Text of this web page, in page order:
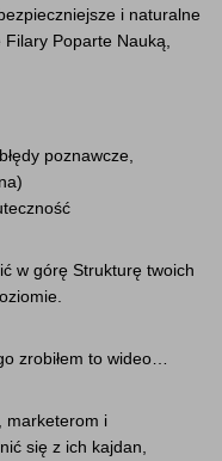
i naturalne
Poparte Nauką,
poznawcze,
w górę Strukturę twoich
zrobiłem to wideo…
marketerom i
się z ich kajdan,